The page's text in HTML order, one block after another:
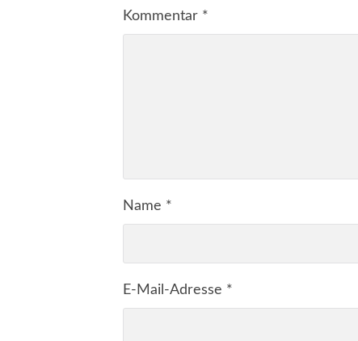
Kommentar *
Name *
E-Mail-Adresse *